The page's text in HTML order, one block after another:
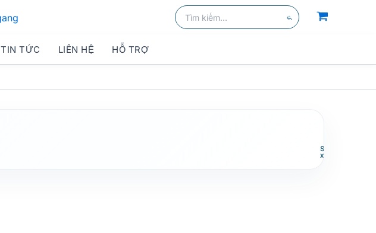
Tìm
kiếm:
TIN TỨC LIÊN HỆ HỖ TRỢ